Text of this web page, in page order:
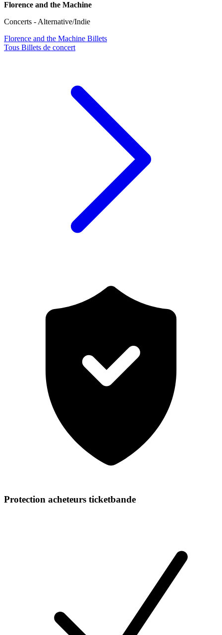
Florence and the Machine
Concerts - Alternative/Indie
Florence and the Machine Billets
Tous Billets de concert
Protection acheteurs ticketbande